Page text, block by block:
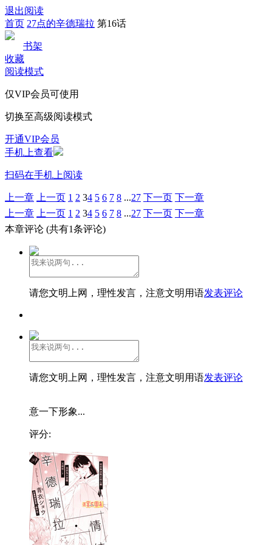
退出阅读
首页 27点的辛德瑞拉 第16话
书架
收藏
阅读模式
仅VIP会员可使用
切换至高级阅读模式
开通VIP会员
手机上查看
扫码在手机上阅读
上一章 上一页 1 2 34 5 6 7 8 ...27 下一页 下一章
上一章
上一页 1 2 34 5 6 7 8 ...27 下一页 下一章
本章评论 (共有1条评论)
请您文明上网，理性发言，注意文明用语发表评论
请您文明上网，理性发言，注意文明用语发表评论
意一下形象...
评分: